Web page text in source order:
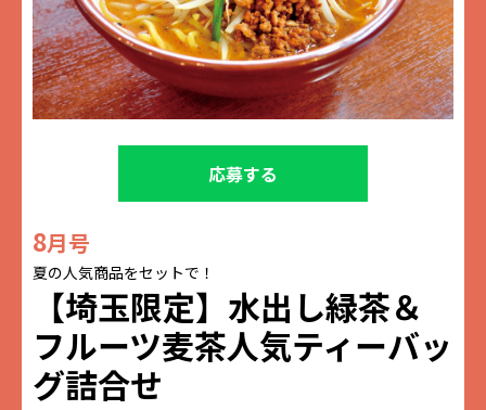
応募する
8月号
夏の人気商品をセットで！
【埼玉限定】水出し緑茶＆
フルーツ麦茶人気ティーバッ
グ詰合せ